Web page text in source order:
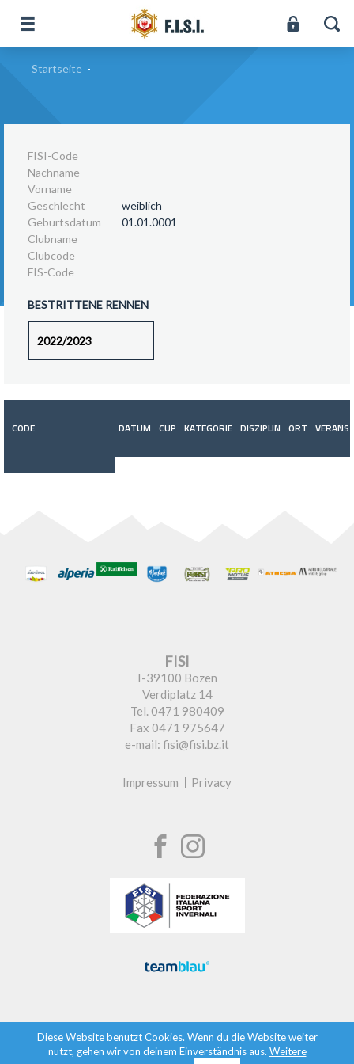
Startseite -
FISI-Code
Nachname
Vorname
Geschlecht
weiblich
Geburtsdatum
01.01.0001
Clubname
Clubcode
FIS-Code
BESTRITTENE RENNEN
CODE DATUM CUP KATEGORIE DISZIPLIN ORT
FISI
I-39100 Bozen
Verdiplatz 14
Tel. 0471 980409
Fax 0471 975647
e-mail: fisi@fisi.bz.it
Impressum Privacy
Diese Website benutzt Cookies. Wenn du die Website weiter
nutzt, gehen wir von deinem Einverständnis aus. Weitere